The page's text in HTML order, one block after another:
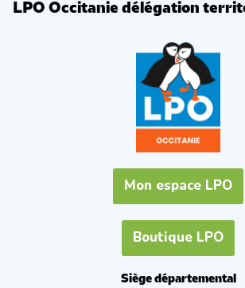
LPO Occitanie délégation
Mon espace LPO
Boutique LPO
Siège départemental